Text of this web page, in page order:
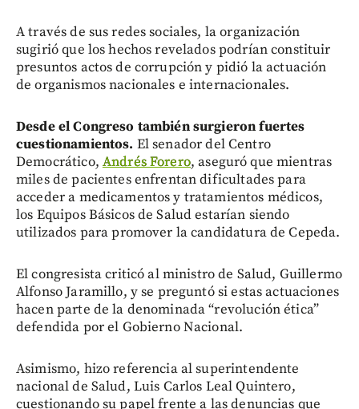
A través de sus redes sociales, la organización
sugirió que los hechos revelados podrían constituir
presuntos actos de corrupción y pidió la actuación
de organismos nacionales e internacionales.
Desde el Congreso también surgieron fuertes
cuestionamientos. El senador del Centro
Democrático, Andrés Forero, aseguró que mientras
miles de pacientes enfrentan dificultades para
acceder a medicamentos y tratamientos médicos,
los Equipos Básicos de Salud estarían siendo
utilizados para promover la candidatura de Cepeda.
El congresista criticó al ministro de Salud, Guillermo
Alfonso Jaramillo, y se preguntó si estas actuaciones
hacen parte de la denominada “revolución ética”
defendida por el Gobierno Nacional.
Asimismo, hizo referencia al superintendente
nacional de Salud, Luis Carlos Leal Quintero,
cuestionando su papel frente a las denuncias que